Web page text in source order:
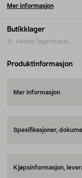
Butikklager
Henter lagerstatus...
Mer informasjon
Produktinformasjon
Mer informasjon
Spesifikasjoner,
Kjøpsinformasjon,